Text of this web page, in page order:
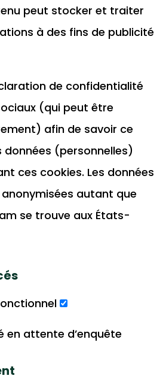
peut stocker et traiter
à des fins de publicité
de confidentialité
(qui peut être
afin de savoir ce
données (personnelles)
ces cookies. Les données
autant que
se trouve aux États-
Consent
service
en attente d’enquête